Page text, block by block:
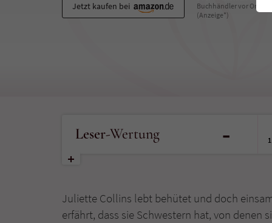
Jetzt kaufen bei
Buchhändler vor Ort
(Anzeige*)
Leser-Wertung -
1
Juliette Collins lebt behütet und doch
erfährt, dass sie Schwestern hat, von denen